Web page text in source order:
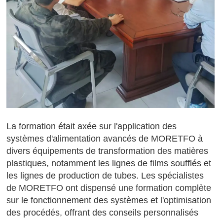
La formation était axée sur l'application des
systèmes d'alimentation avancés de MORETFO à
divers équipements de transformation des matières
plastiques, notamment les lignes de films soufflés et
les lignes de production de tubes. Les spécialistes
de MORETFO ont dispensé une formation complète
sur le fonctionnement des systèmes et l'optimisation
des procédés, offrant des conseils personnalisés